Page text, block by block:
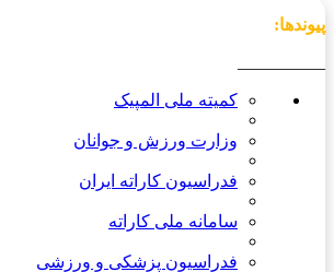
پیوندها:
کمیته ملی المپیک
وزارت ورزش و جوانان
فدراسیون کاراته ایران
سامانه ملی کاراته
فدراسیون پزشکی و ورزشی